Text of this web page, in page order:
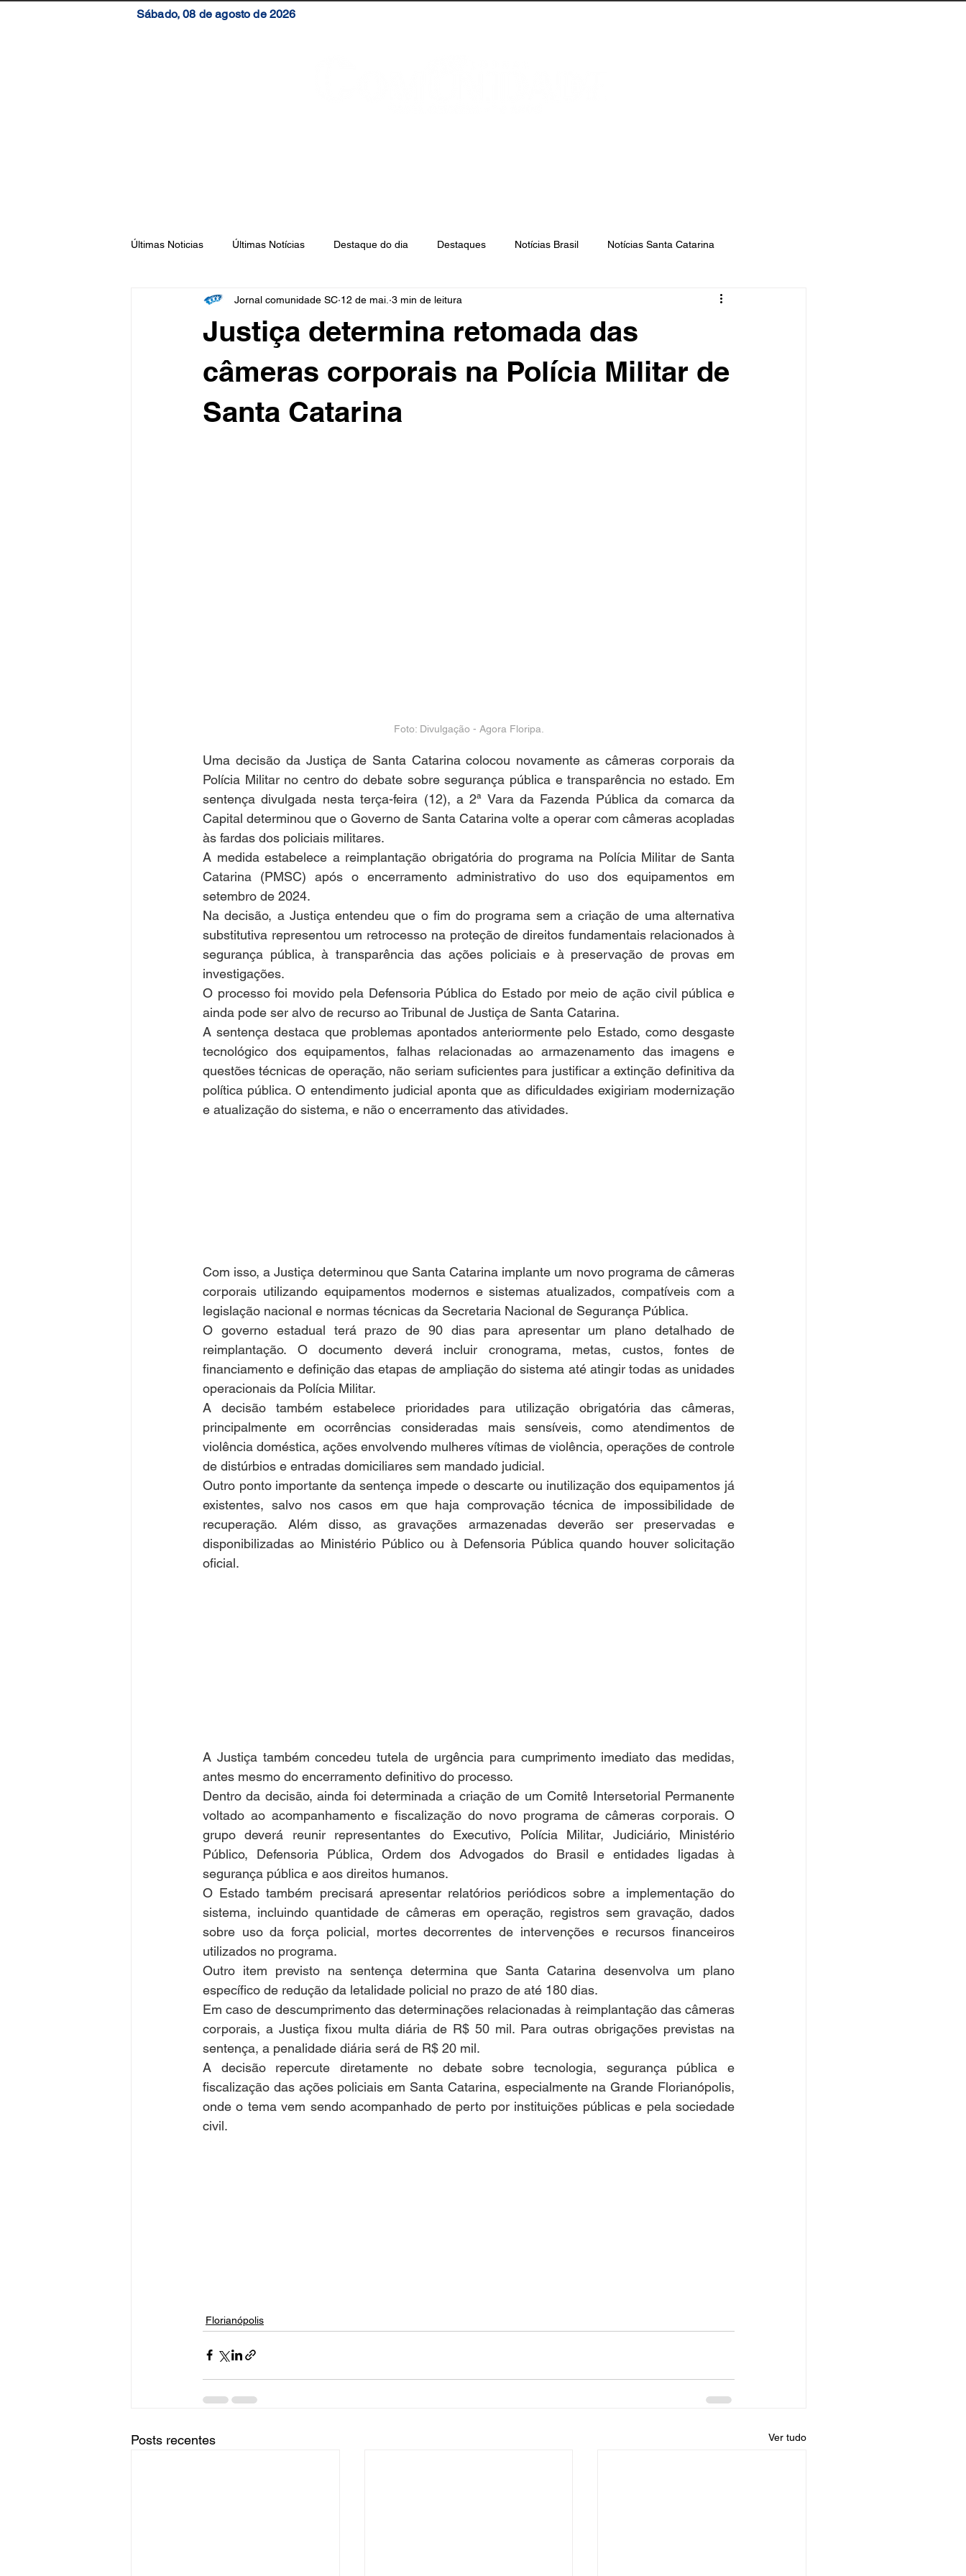
Sábado, 08 de agosto de 2026
Últimas Noticias Últimas Notícias Destaque do dia Destaques Notícias Brasil Notícias Santa Catarina
Florianópolis São José Biguaçu Palhoça
Justiça determina retomada das
câmeras corporais na Polícia Militar de
Santa Catarina
Jornal comunidade SC 12 de mai. 3 min de leitura
Foto: Divulgação - Agora Floripa.
Uma decisão da Justiça de Santa Catarina colocou novamente as câmeras corporais da
Polícia Militar no centro do debate sobre segurança pública e transparência no estado. Em
sentença divulgada nesta terça-feira (12), a 2ª Vara da Fazenda Pública da comarca da
Capital determinou que o Governo de Santa Catarina volte a operar com câmeras acopladas
às fardas dos policiais militares.
A medida estabelece a reimplantação obrigatória do programa na Polícia Militar de Santa
Catarina (PMSC) após o encerramento administrativo do uso dos equipamentos em
setembro de 2024.
Na decisão, a Justiça entendeu que o fim do programa sem a criação de uma alternativa
substitutiva representou um retrocesso na proteção de direitos fundamentais relacionados à
segurança pública, à transparência das ações policiais e à preservação de provas em
investigações.
O processo foi movido pela Defensoria Pública do Estado por meio de ação civil pública e
ainda pode ser alvo de recurso ao Tribunal de Justiça de Santa Catarina.
A sentença destaca que problemas apontados anteriormente pelo Estado, como desgaste
tecnológico dos equipamentos, falhas relacionadas ao armazenamento das imagens e
questões técnicas de operação, não seriam suficientes para justificar a extinção definitiva da
política pública. O entendimento judicial aponta que as dificuldades exigiriam modernização
e atualização do sistema, e não o encerramento das atividades.
Com isso, a Justiça determinou que Santa Catarina implante um novo programa de câmeras
corporais utilizando equipamentos modernos e sistemas atualizados, compatíveis com a
legislação nacional e normas técnicas da Secretaria Nacional de Segurança Pública.
O governo estadual terá prazo de 90 dias para apresentar um plano detalhado de
reimplantação. O documento deverá incluir cronograma, metas, custos, fontes de
financiamento e definição das etapas de ampliação do sistema até atingir todas as unidades
operacionais da Polícia Militar.
A decisão também estabelece prioridades para utilização obrigatória das câmeras,
principalmente em ocorrências consideradas mais sensíveis, como atendimentos de
violência doméstica, ações envolvendo mulheres vítimas de violência, operações de controle
de distúrbios e entradas domiciliares sem mandado judicial.
Outro ponto importante da sentença impede o descarte ou inutilização dos equipamentos já
existentes, salvo nos casos em que haja comprovação técnica de impossibilidade de
recuperação. Além disso, as gravações armazenadas deverão ser preservadas e
disponibilizadas ao Ministério Público ou à Defensoria Pública quando houver solicitação
oficial.
A Justiça também concedeu tutela de urgência para cumprimento imediato das medidas,
antes mesmo do encerramento definitivo do processo.
Dentro da decisão, ainda foi determinada a criação de um Comitê Intersetorial Permanente
voltado ao acompanhamento e fiscalização do novo programa de câmeras corporais. O
grupo deverá reunir representantes do Executivo, Polícia Militar, Judiciário, Ministério
Público, Defensoria Pública, Ordem dos Advogados do Brasil e entidades ligadas à
segurança pública e aos direitos humanos.
O Estado também precisará apresentar relatórios periódicos sobre a implementação do
sistema, incluindo quantidade de câmeras em operação, registros sem gravação, dados
sobre uso da força policial, mortes decorrentes de intervenções e recursos financeiros
utilizados no programa.
Outro item previsto na sentença determina que Santa Catarina desenvolva um plano
específico de redução da letalidade policial no prazo de até 180 dias.
Em caso de descumprimento das determinações relacionadas à reimplantação das câmeras
corporais, a Justiça fixou multa diária de R$ 50 mil. Para outras obrigações previstas na
sentença, a penalidade diária será de R$ 20 mil.
A decisão repercute diretamente no debate sobre tecnologia, segurança pública e
fiscalização das ações policiais em Santa Catarina, especialmente na Grande Florianópolis,
onde o tema vem sendo acompanhado de perto por instituições públicas e pela sociedade
civil.
Florianópolis
Posts recentes Ver tudo